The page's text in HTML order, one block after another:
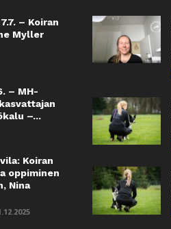
– Koiran
Myller
– MH-
–...
Koiran
oppiminen
Nina